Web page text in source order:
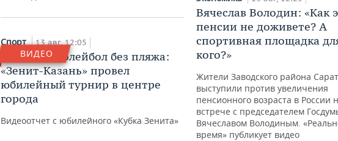
ВИДЕО
Спорт 13 авг, 12:05
Пляжный волейбол без пляжа:
«Зенит-Казань» провел
юбилейный турнир в центре
города
Видеоотчет с юбилейного «Кубка Зенита»
Вячеслав Володин: «Как
пенсии не доживете? А
спортивная площадка
кого?»
Жители Заводского района
выступили против увеличения
пенсионного возраста в России
встрече с председателем
Вячеславом Володиным.
время» публикует видео